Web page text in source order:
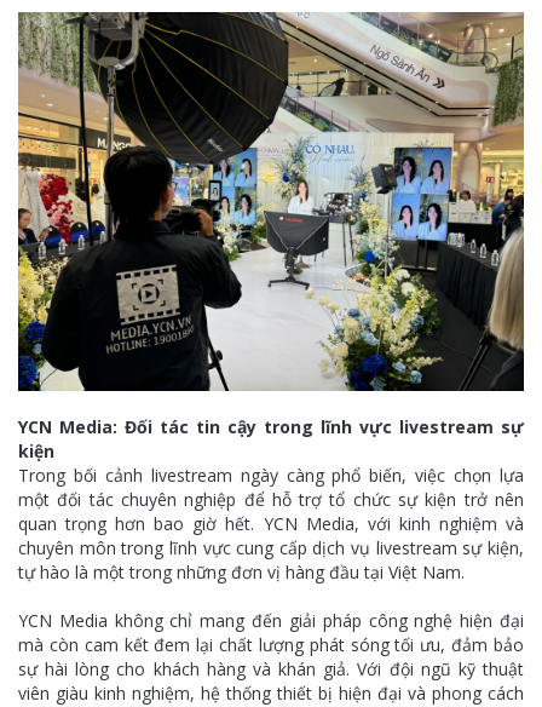
YCN Media: Đối tác tin cậy trong lĩnh vực livestream sự
kiện
Trong bối cảnh livestream ngày càng phổ biến, việc chọn lựa
một đối tác chuyên nghiệp để hỗ trợ tổ chức sự kiện trở nên
quan trọng hơn bao giờ hết. YCN Media, với kinh nghiệm và
chuyên môn trong lĩnh vực cung cấp dịch vụ livestream sự kiện,
tự hào là một trong những đơn vị hàng đầu tại Việt Nam.
YCN Media không chỉ mang đến giải pháp công nghệ hiện đại
mà còn cam kết đem lại chất lượng phát sóng tối ưu, đảm bảo
sự hài lòng cho khách hàng và khán giả. Với đội ngũ kỹ thuật
viên giàu kinh nghiệm, hệ thống thiết bị hiện đại và phong cách